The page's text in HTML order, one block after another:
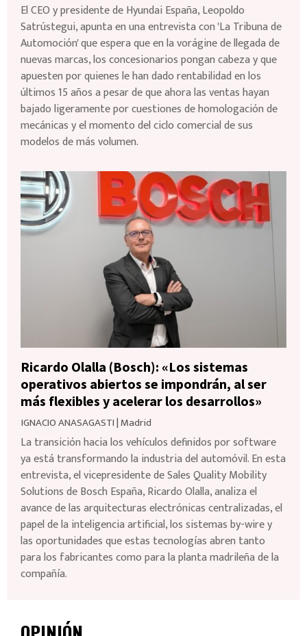
El CEO y presidente de Hyundai España, Leopoldo
Satrústegui, apunta en una entrevista con 'La Tribuna de
Automoción' que espera que en la vorágine de llegada de
nuevas marcas, los concesionarios pongan cabeza y que
apuesten por quienes le han dado rentabilidad en los
últimos 15 años a pesar de que ahora las ventas hayan
bajado ligeramente por cuestiones de homologación de
mecánicas y el momento del ciclo comercial de sus
modelos de más volumen.
Ricardo Olalla (Bosch): «Los sistemas
operativos abiertos se impondrán, al ser
más flexibles y acelerar los desarrollos»
IGNACIO ANASAGASTI|Madrid
La transición hacia los vehículos definidos por software
ya está transformando la industria del automóvil. En esta
entrevista, el vicepresidente de Sales Quality Mobility
Solutions de Bosch España, Ricardo Olalla, analiza el
avance de las arquitecturas electrónicas centralizadas, el
papel de la inteligencia artificial, los sistemas by-wire y
las oportunidades que estas tecnologías abren tanto
para los fabricantes como para la planta madrileña de la
compañía.